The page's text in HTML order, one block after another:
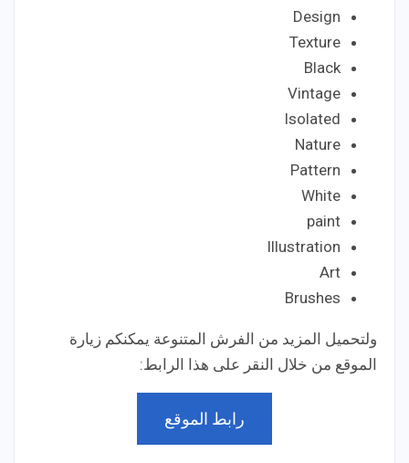
Design
Texture
Black
Vintage
Isolated
Nature
Pattern
White
paint
Illustration
Art
Brushes
ولتحميل المزيد من الفرش المتنوعة يمكنكم زيارة
الموقع من خلال النقر على هذا الرابط:
رابط الموقع